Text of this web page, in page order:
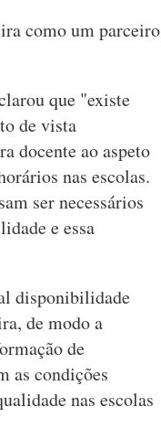
como um parceiro
que "existe
de vista
docente ao aspeto
nas escolas.
ser necessários
e essa
disponibilidade
de modo a
de
as condições
nas escolas